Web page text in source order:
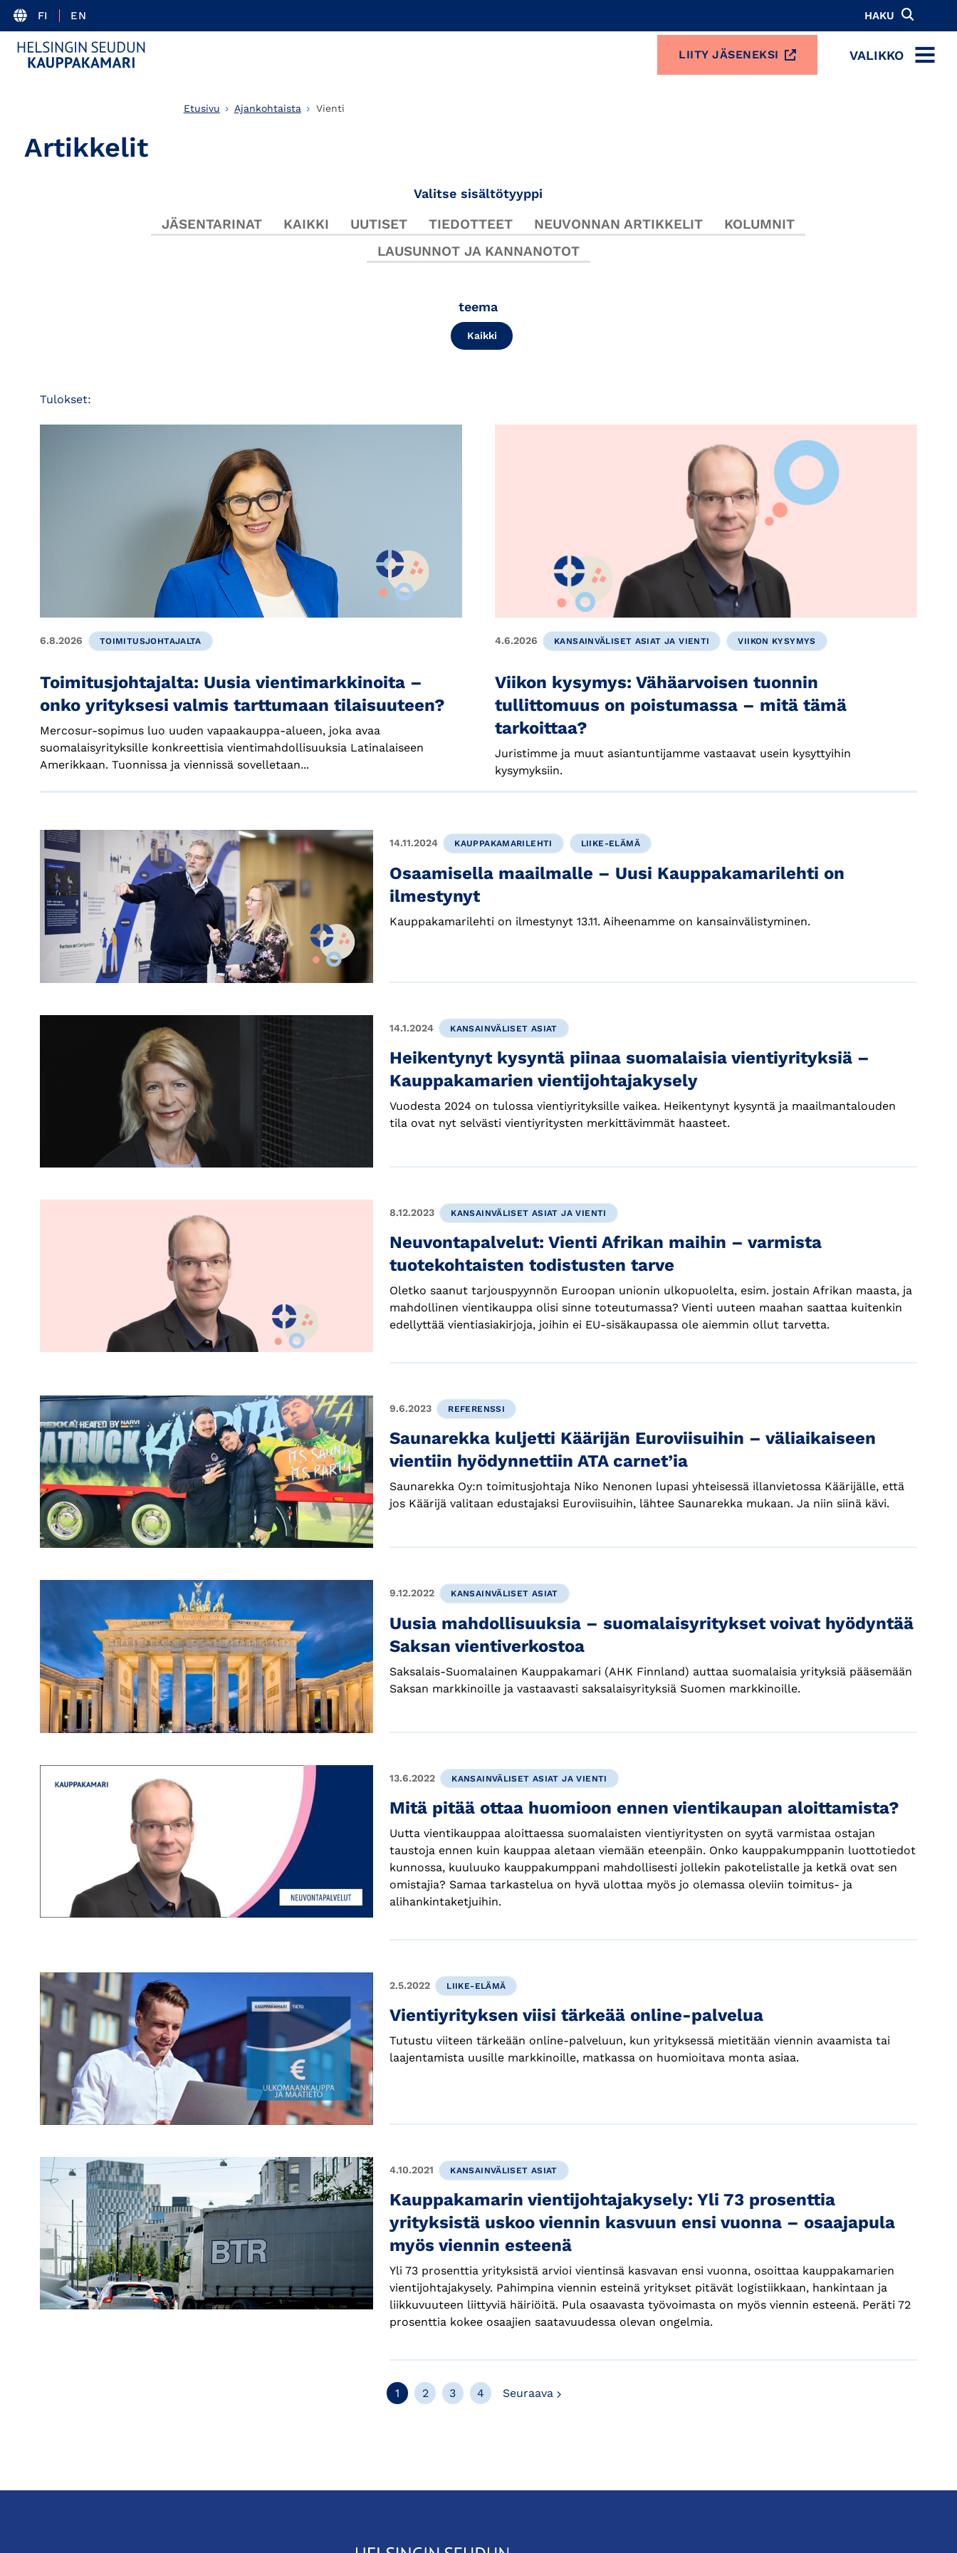
FI EN HAKU
LIITY JÄSENEKSI VALIKKO
MENU
Etusivu Ajankohtaista Vienti
Artikkelit
Valitse sisältötyyppi
JÄSENTARINAT KAIKKI UUTISET TIEDOTTEET NEUVONNAN ARTIKKELIT
KOLUMNIT
LAUSUNNOT JA KANNANOTOT
teema
Kaikki
Tulokset:
6.8.2026 TOIMITUSJOHTAJALTA
Toimitusjohtajalta: Uusia vientimarkkinoita –
onko yrityksesi valmis tarttumaan tilaisuuteen?
Mercosur-sopimus luo uuden vapaakauppa-alueen, joka avaa
suomalaisyrityksille konkreettisia vientimahdollisuuksia Latinalaiseen
Amerikkaan. Tuonnissa ja viennissä sovelletaan...
4.6.2026 KANSAINVÄLISET ASIAT JA VIENTI VIIKON KYSYMYS
Viikon kysymys: Vähäarvoisen tuonnin
tullittomuus on poistumassa – mitä tämä
tarkoittaa?
Juristimme ja muut asiantuntijamme vastaavat usein kysyttyihin
kysymyksiin.
14.11.2024 KAUPPAKAMARILEHTI LIIKE-ELÄMÄ
Osaamisella maailmalle – Uusi Kauppakamarilehti on
ilmestynyt
Kauppakamarilehti on ilmestynyt 13.11. Aiheenamme on kansainvälistyminen.
14.1.2024 KANSAINVÄLISET ASIAT
Heikentynyt kysyntä piinaa suomalaisia vientiyrityksiä –
Kauppakamarien vientijohtajakysely
Vuodesta 2024 on tulossa vientiyrityksille vaikea. Heikentynyt kysyntä ja maailmantalouden
tila ovat nyt selvästi vientiyritysten merkittävimmät haasteet.
8.12.2023 KANSAINVÄLISET ASIAT JA VIENTI
Neuvontapalvelut: Vienti Afrikan maihin – varmista
tuotekohtaisten todistusten tarve
Oletko saanut tarjouspyynnön Euroopan unionin ulkopuolelta, esim. jostain Afrikan maasta, ja
mahdollinen vientikauppa olisi sinne toteutumassa? Vienti uuteen maahan saattaa kuitenkin
edellyttää vientiasiakirjoja, joihin ei EU-sisäkaupassa ole aiemmin ollut tarvetta.
9.6.2023 REFERENSSI
Saunarekka kuljetti Käärijän Euroviisuihin – väliaikaiseen
vientiin hyödynnettiin ATA carnet’ia
Saunarekka Oy:n toimitusjohtaja Niko Nenonen lupasi yhteisessä illanvietossa Käärijälle, että
jos Käärijä valitaan edustajaksi Euroviisuihin, lähtee Saunarekka mukaan. Ja niin siinä kävi.
9.12.2022 KANSAINVÄLISET ASIAT
Uusia mahdollisuuksia – suomalaisyritykset voivat hyödyntää
Saksan vientiverkostoa
Saksalais-Suomalainen Kauppakamari (AHK Finnland) auttaa suomalaisia yrityksiä pääsemään
Saksan markkinoille ja vastaavasti saksalaisyrityksiä Suomen markkinoille.
13.6.2022 KANSAINVÄLISET ASIAT JA VIENTI
Mitä pitää ottaa huomioon ennen vientikaupan aloittamista?
Uutta vientikauppaa aloittaessa suomalaisten vientiyritysten on syytä varmistaa ostajan
taustoja ennen kuin kauppaa aletaan viemään eteenpäin. Onko kauppakumppanin luottotiedot
kunnossa, kuuluuko kauppakumppani mahdollisesti jollekin pakotelistalle ja ketkä ovat sen
omistajia? Samaa tarkastelua on hyvä ulottaa myös jo olemassa oleviin toimitus- ja
alihankintaketjuihin.
2.5.2022 LIIKE-ELÄMÄ
Vientiyrityksen viisi tärkeää online-palvelua
Tutustu viiteen tärkeään online-palveluun, kun yrityksessä mietitään viennin avaamista tai
laajentamista uusille markkinoille, matkassa on huomioitava monta asiaa.
4.10.2021 KANSAINVÄLISET ASIAT
Kauppakamarin vientijohtajakysely: Yli 73 prosenttia
yrityksistä uskoo viennin kasvuun ensi vuonna – osaajapula
myös viennin esteenä
Yli 73 prosenttia yrityksistä arvioi vientinsä kasvavan ensi vuonna, osoittaa kauppakamarien
vientijohtajakysely. Pahimpina viennin esteinä yritykset pitävät logistiikkaan, hankintaan ja
liikkuvuuteen liittyviä häiriöitä. Pula osaavasta työvoimasta on myös viennin esteenä. Peräti 72
prosenttia kokee osaajien saatavuudessa olevan ongelmia.
1 2 3 4 Seuraava